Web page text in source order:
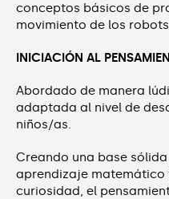
conceptos básicos de
movimiento de los
INICIACIÓN AL
Abordado de manera
adaptada al nivel de
niños/as.
Creando una base
aprendizaje
curiosidad, el